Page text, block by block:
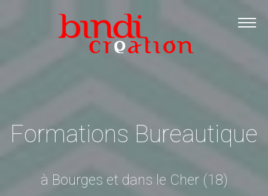
Accueil
Les formations
Contact
Formations Bureautique
à Bourges et dans le Cher (18)